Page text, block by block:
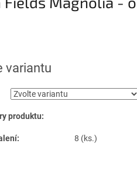
variantu
produktu:
8 (ks.)